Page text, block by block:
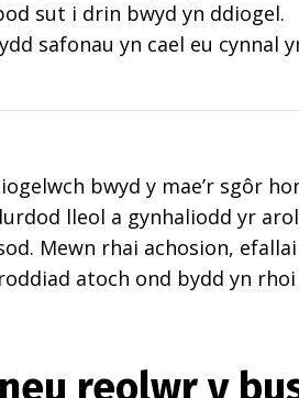
sut i drin bwyd yn ddiogel.
safonau yn cael eu cynnal
bwyd y mae’r sgôr
lleol a gynhaliodd yr
Mewn rhai achosion,
atoch ond bydd yn
reolwr y